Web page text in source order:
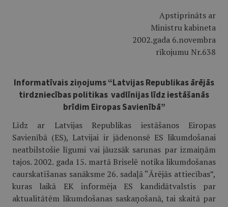
Apstiprināts ar
Ministru kabineta
2002.gada 6.novembra
rīkojumu Nr.638
Informatīvais ziņojums “Latvijas Republikas ārējās
tirdzniecības politikas vadlīnijas līdz iestāšanās
brīdim Eiropas Savienībā”
Līdz ar Latvijas Republikas iestāšanos Eiropas
Savienībā (ES), Latvijai ir jādenonsē ES likumdošanai
neatbilstošie līgumi vai jāuzsāk sarunas par izmaiņām
tajos. 2002. gada 15. martā Briselē notika likumdošanas
caurskatīšanas sanāksme 26. sadaļā “Ārējās attiecības”,
kuras laikā EK informēja ES kandidātvalstis par
aktualitātēm likumdošanas saskaņošanā, tai skaitā par